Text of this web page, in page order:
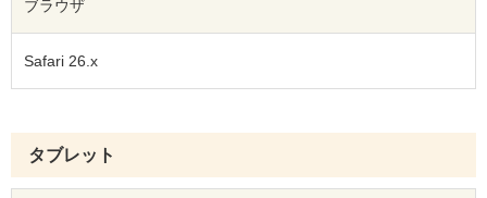
ブラウザ
Safari 26.x
タブレット